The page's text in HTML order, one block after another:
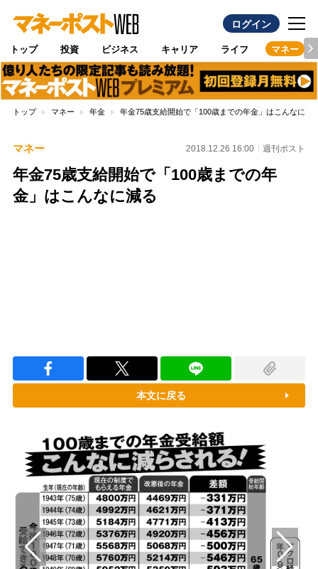
ログイン
トップ 投資 ビジネス キャリア ライフ マネー
トップ マネー 年金 年金75歳支給開始で「100歳までの年金」はこんなに減
マネー 2018.12.26 16:00 週刊ポスト
年金75歳支給開始で「100歳までの年
金」はこんなに減る
本文に戻る